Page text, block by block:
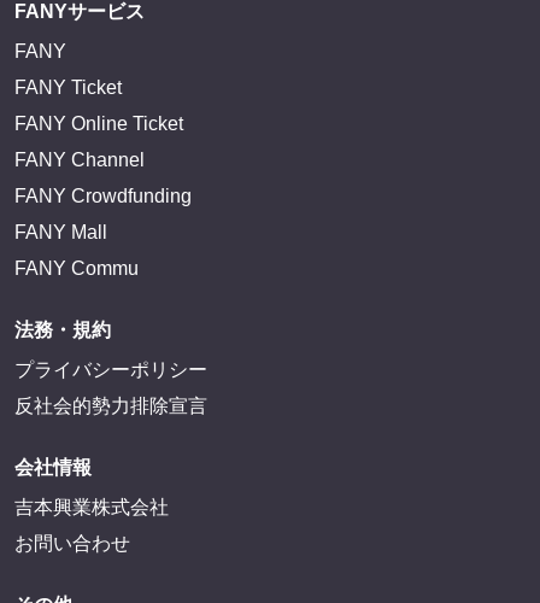
FANYサービス
FANY
FANY Ticket
FANY Online Ticket
FANY Channel
FANY Crowdfunding
FANY Mall
FANY Commu
法務・規約
プライバシーポリシー
反社会的勢力排除宣言
会社情報
吉本興業株式会社
お問い合わせ